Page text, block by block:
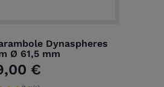
Dynaspheres
Ø 61,5 mm
€